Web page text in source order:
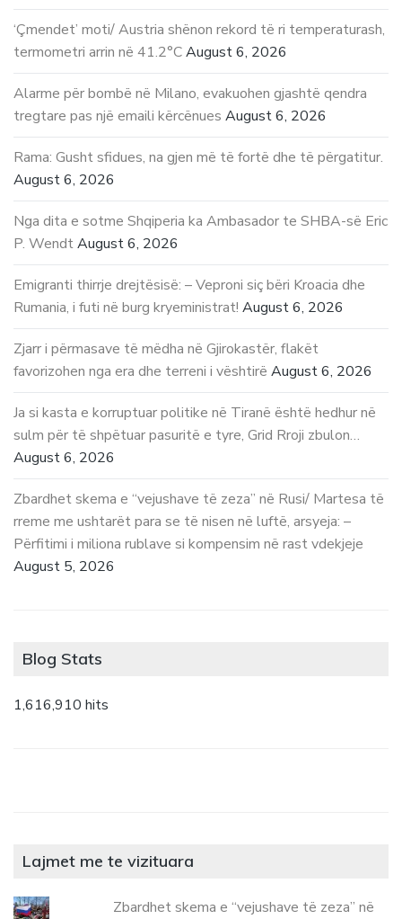
‘Çmendet’ moti/ Austria shënon rekord të ri temperaturash,
termometri arrin në 41.2°CAugust 6, 2026
Alarme për bombë në Milano, evakuohen gjashtë qendra
tregtare pas një emaili kërcënues August 6, 2026
Rama: Gusht sfidues, na gjen më të fortë dhe të përgatitur.
August 6, 2026
Nga dita e sotme Shqiperia ka Ambasador te SHBA-së Eric
P. WendtAugust 6, 2026
Emigranti thirrje drejtësisë: – Veproni siç bëri Kroacia dhe
Rumania, i futi në burg kryeministrat! August 6, 2026
Zjarr i përmasave të mëdha në Gjirokastër, flakët
favorizohen nga era dhe terreni i vështirë August 6, 2026
Ja si kasta e korruptuar politike në Tiranë është hedhur në
sulm për të shpëtuar pasuritë e tyre, Grid Rroji zbulon…
August 6, 2026
Zbardhet skema e “vejushave të zeza” në Rusi/ Martesa të
rreme me ushtarët para se të nisen në luftë, arsyeja: –
Përfitimi i miliona rublave si kompensim në rast vdekjeje
August 5, 2026
Blog Stats
1,616,910 hits
Lajmet me te vizituara
Zbardhet skema e “vejushave të zeza” në